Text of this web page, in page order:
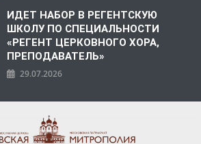
ИДЕТ НАБОР В РЕГЕНТСКУЮ
ШКОЛУ ПО СПЕЦИАЛЬНОСТИ
«РЕГЕНТ ЦЕРКОВНОГО ХОРА,
ПРЕПОДАВАТЕЛЬ»
29.07.2026